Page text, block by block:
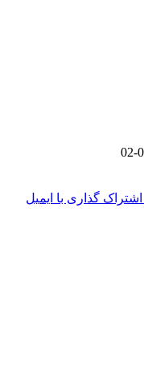
اشتراک گذاری با ایمیل